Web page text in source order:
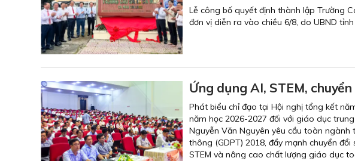
Lễ công bố quyết định thành lập Trường
đơn vị diễn ra vào chiều 6/8, do UBND
Ứng dụng AI, STEM,
Phát biểu chỉ đạo tại Hội nghị tổng kết
năm học 2026-2027 đối với giáo dục
Nguyễn Văn Nguyên yêu cầu toàn
thông (GDPT) 2018, đẩy mạnh chuyển
STEM và nâng cao chất lượng giáo dục